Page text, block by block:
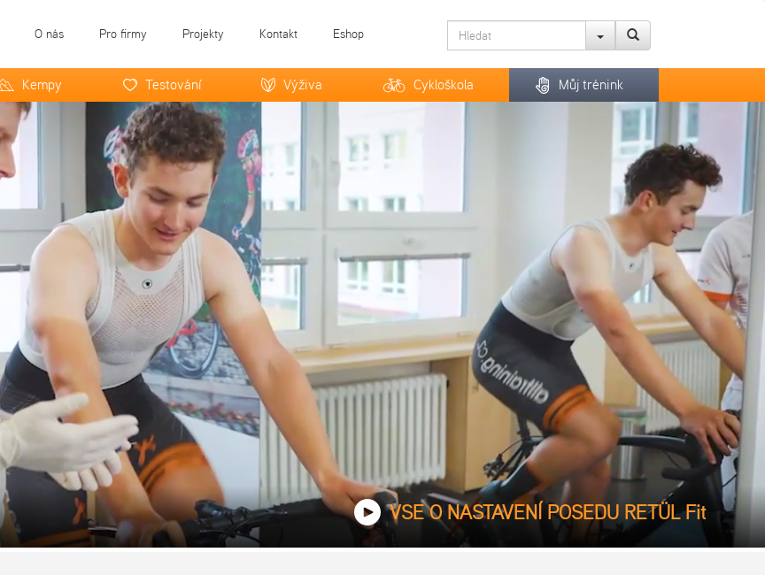
O nás Pro firmy Projekty Kontakt Eshop
Kempy Testování Výživa Cykloškola Můj trénink
VŠE O NASTAVENÍ POSEDU RETÜL Fit